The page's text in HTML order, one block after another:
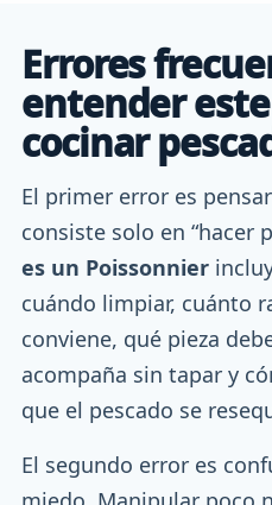
Errores
entender
cocinar
El primer error es
consiste solo en “hacer
es un Poissonnier
cuándo limpiar, cuánto
conviene, qué pieza
acompaña sin tapar y
que el pescado se
El segundo error es